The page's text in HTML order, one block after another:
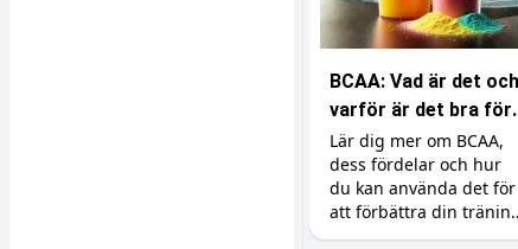
BCAA: Vad är det och
varför är det bra för
din träning?
Lär dig mer om BCAA,
dess fördelar och hur
du kan använda det för
att förbättra din
och återhämtning.